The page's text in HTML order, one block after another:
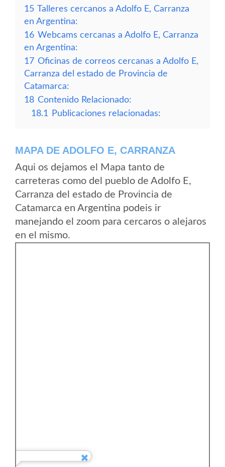
15 Talleres cercanos a Adolfo E, Carranza
en Argentina:
16 Webcams cercanas a Adolfo E, Carranza
en Argentina:
17 Oficinas de correos cercanas a Adolfo E,
Carranza del estado de Provincia de
Catamarca:
18 Contenido Relacionado:
18.1
Publicaciones relacionadas:
MAPA DE ADOLFO E, CARRANZA
Aqui os dejamos el Mapa tanto de
carreteras como del pueblo de Adolfo E,
Carranza del estado de Provincia de
Catamarca en Argentina podeis ir
manejando el zoom para cercaros o alejaros
en el mismo.